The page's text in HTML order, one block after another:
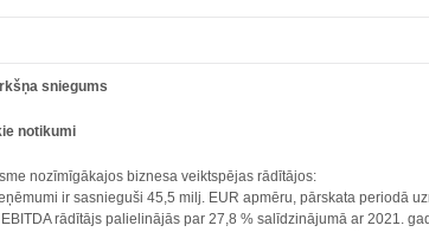
sniegums
notikumi
nozīmīgākajos biznesa veiktspējas rādītājos:
ir sasnieguši 45,5 milj. EUR apmēru, pārskata periodā
rādītājs palielinājās par 27,8 % salīdzinājumā ar 2021.